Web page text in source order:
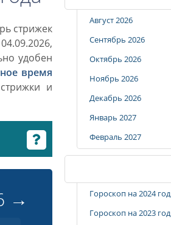
стрижек
удобен
время
и
→
Август 2026
Сентябрь 2026
Октябрь 2026
Ноябрь 2026
Декабрь 2026
Январь 2027
Февраль 2027
Гороскоп на 2024 год
Гороскоп на 2023 год